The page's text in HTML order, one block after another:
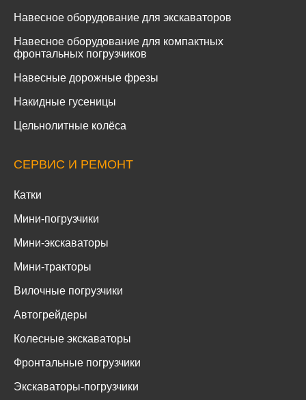
Навесное оборудование для экскаваторов
Навесное оборудование для компактных
фронтальных погрузчиков
Навесные дорожные фрезы
Накидные гусеницы
Цельнолитные колёса
СЕРВИС И РЕМОНТ
Катки
Мини-погрузчики
Мини-экскаваторы
Мини-тракторы
Вилочные погрузчики
Автогрейдеры
Колесные экскаваторы
Фронтальные погрузчики
Экскаваторы-погрузчики